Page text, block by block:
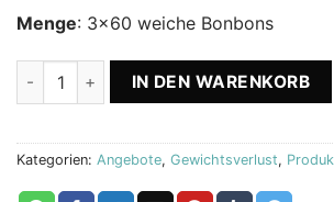
Menge: 3×60 weiche Bonbons
Slimis Angebot x3 -20% Biostile Menge
IN DEN WARENKORB
Kategorien: Angebote, Gewichtsverlust,